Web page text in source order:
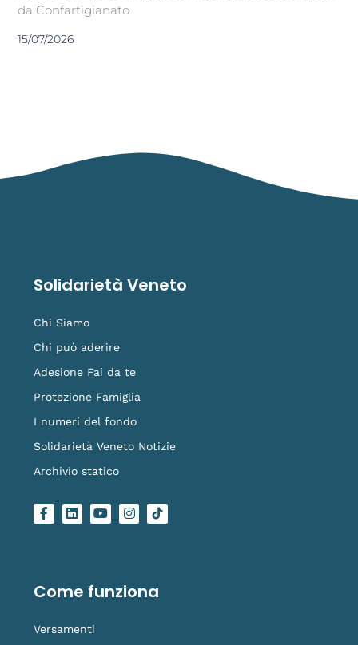
da Confartigianato
15/07/2026
Solidarietà Veneto
Chi Siamo
Chi può aderire
Adesione Fai da te
Protezione Famiglia
I numeri del fondo
Solidarietà Veneto Notizie
Archivio statico
F
a
o
k
L
i
i
n
Y
o
e
I
n
r
a
L
o
i
k
Come funziona
Versamenti